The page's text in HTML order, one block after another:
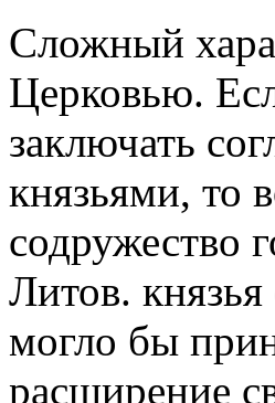
Сложный
Церковью.
заключать
князьями, то
содружество
Литов. князья
могло бы
расширение